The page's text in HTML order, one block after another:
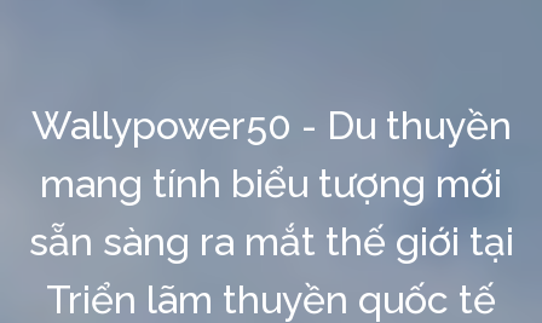
Wallypower50 - Du thuyền
mang tính biểu tượng mới
sẵn sàng ra mắt thế giới tại
Triển lãm thuyền quốc tế